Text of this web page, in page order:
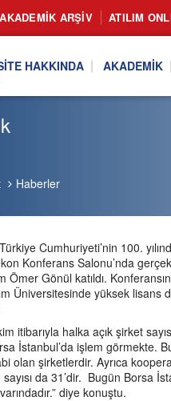
ARŞIV ATILIM
HAKKINDA AKADEMIK
Haberler
Cumhuriyeti’nin 100.
Konferans Salonu’nda
Gönül katıldı. Konferansın
Üniversitesinde yüksek lisans
itibarıyla halka açık şirket
İstanbul’da işlem görmekte.
olan şirketlerdir. Ayrıca
da 31’dir. Bugün Borsa
diye konuştu.